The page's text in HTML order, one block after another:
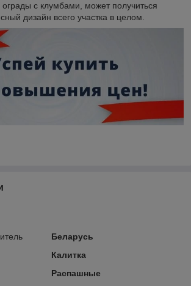
с клумбами, может получиться
дизайн всего участка в целом.
Беларусь
Калитка
Распашные